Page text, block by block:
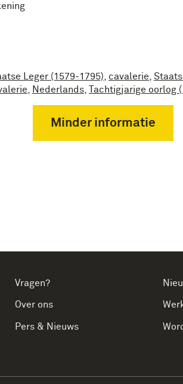
Leger (1579-1795) cavalerie
Nederlands Tachtigjarige oorlog
Minder informatie
Vragen?
Over ons
Pers & Nieuws